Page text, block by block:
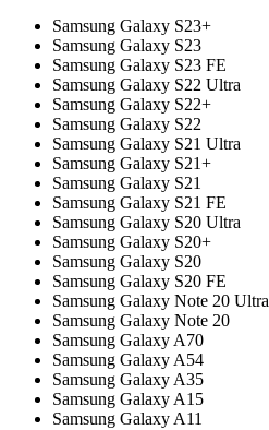
Samsung Galaxy S23+
Samsung Galaxy S23
Samsung Galaxy S23 FE
Samsung Galaxy S22 Ultra
Samsung Galaxy S22+
Samsung Galaxy S22
Samsung Galaxy S21 Ultra
Samsung Galaxy S21+
Samsung Galaxy S21
Samsung Galaxy S21 FE
Samsung Galaxy S20 Ultra
Samsung Galaxy S20+
Samsung Galaxy S20
Samsung Galaxy S20 FE
Samsung Galaxy Note 20 Ultra
Samsung Galaxy Note 20
Samsung Galaxy A70
Samsung Galaxy A54
Samsung Galaxy A35
Samsung Galaxy A15
Samsung Galaxy A11